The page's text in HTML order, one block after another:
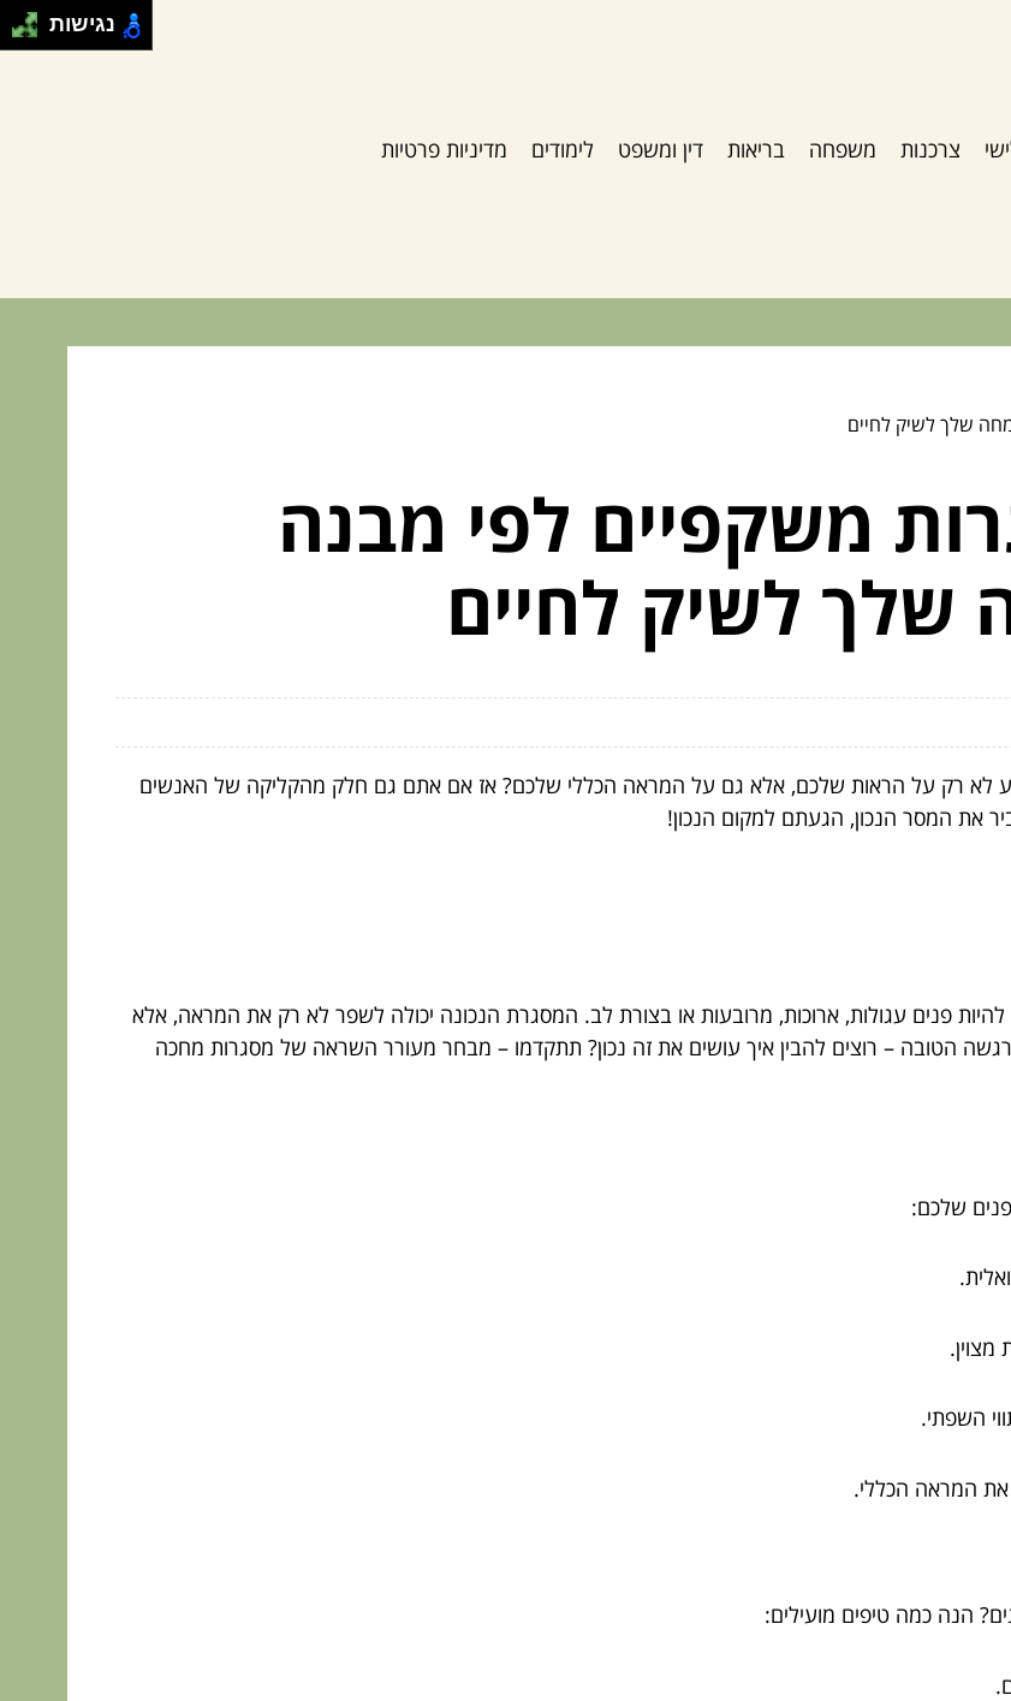
צרכנות משפחה בריאות דין ומשפט לימודים מדיניות פרטיות
שלך לשיק לחיים
משקפיים לפי מבנה
שלך לשיק לחיים
לא רק על הראות שלכם, אלא גם על המראה הכללי שלכם? אז אם אתם גם חלק מהקליקה של האנשים
את המסר הנכון, הגעתם למקום הנכון!
להיות פנים עגולות, ארוכות, מרובעות או בצורת לב. המסגרת הנכונה יכולה לשפר לא רק את המראה, אלא
הטובה – רוצים להבין איך עושים את זה נכון? תתקדמו – מבחר מעורר השראה של מסגרות מחכה
שלכם:
מצוין.
השפתי.
את המראה הכללי.
הנה כמה טיפים מועילים:
נגישות